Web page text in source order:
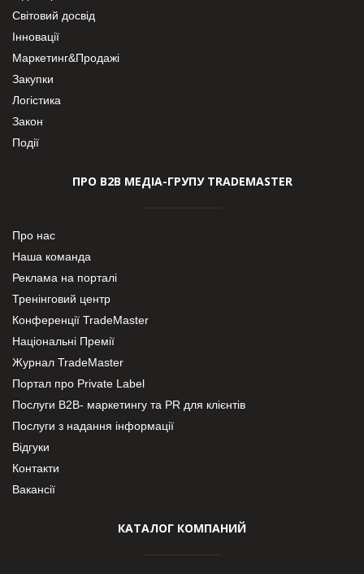
Світовий досвід
Інновації
Маркетинг&Продажі
Закупки
Логістика
Закон
Події
ПРО В2В МЕДІА-ГРУПУ TRADEMASTER
Про нас
Наша команда
Реклама на порталі
Тренінговий центр
Конференції TradeMaster
Національні Премії
Журнал TradeMaster
Портал про Private Label
Послуги В2В- маркетингу та PR для клієнтів
Послуги з надання інформації
Відгуки
Контакти
Вакансії
КАТАЛОГ КОМПАНИЙ